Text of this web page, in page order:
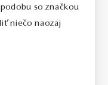
so značkou
niečo naozaj